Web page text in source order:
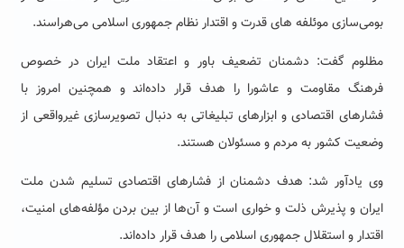
بومی‌سازی موئلفه های قدرت و اقتدار نظام جمهوری اسلامی می‌هراسند.
مظلوم گفت: دشمنان تضعیف باور و اعتقاد ملت ایران در خصوص
فرهنگ مقاومت و عاشورا را هدف قرار داده‌اند و همچنین امروز با
فشارهای اقتصادی و ابزارهای تبلیغاتی به دنبال تصویرسازی غیرواقعی از
وضعیت کشور به مردم و مسئولان هستند.
وی یادآور شد: هدف دشمنان از فشارهای اقتصادی تسلیم شدن ملت
ایران و پذیرش ذلت و خواری است و آن‌ها از بین بردن مؤلفه‌های امنیت،
اقتدار و استقلال جمهوری اسلامی را هدف قرار داده‌اند.